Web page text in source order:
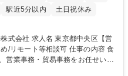
駅近5分以内 土日祝休み
中央区【営
等相談可 仕事の内容 食
営業事務・貿易事務をお任せいた
として、受発注から海外工場との